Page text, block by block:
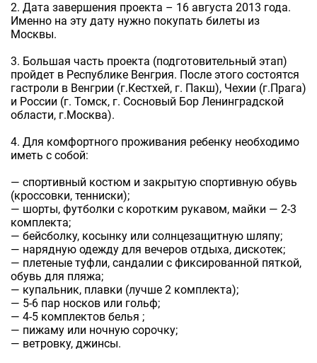
2. Дата завершения проекта – 16 августа 2013 года.
Именно на эту дату нужно покупать билеты из
Москвы.
3. Большая часть проекта (подготовительный этап)
пройдет в Республике Венгрия. После этого состоятся
гастроли в Венгрии (г.Кестхей, г. Пакш), Чехии (г.Прага)
и России (г. Томск, г. Сосновый Бор Ленинградской
области, г.Москва).
4. Для комфортного проживания ребенку необходимо
иметь с собой:
— спортивный костюм и закрытую спортивную обувь
(кроссовки, тенниски);
— шорты, футболки с коротким рукавом, майки — 2-3
комплекта;
— бейсболку, косынку или солнцезащитную шляпу;
— нарядную одежду для вечеров отдыха, дискотек;
— плетеные туфли, сандалии с фиксированной пяткой,
обувь для пляжа;
— купальник, плавки (лучше 2 комплекта);
— 5-6 пар носков или гольф;
— 4-5 комплектов белья ;
— пижаму или ночную сорочку;
— ветровку, джинсы.